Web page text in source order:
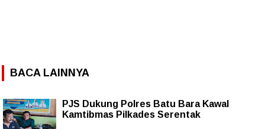
BACA LAINNYA
PJS Dukung Polres Batu Bara Kawal
Kamtibmas Pilkades Serentak